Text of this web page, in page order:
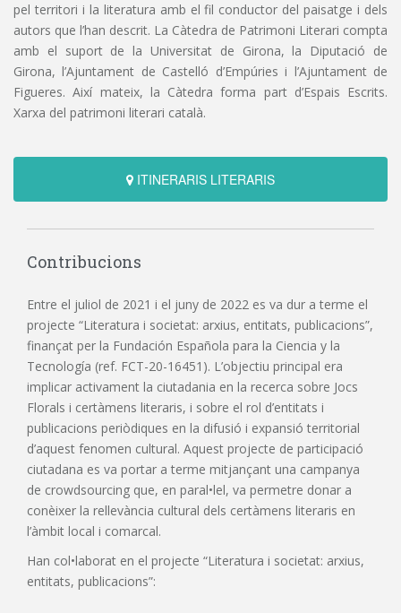
pel territori i la literatura amb el fil conductor del paisatge i dels
autors que l’han descrit. La Càtedra de Patrimoni Literari compta
amb el suport de la Universitat de Girona, la Diputació de
Girona, l’Ajuntament de Castelló d’Empúries i l’Ajuntament de
Figueres. Així mateix, la Càtedra forma part d’Espais Escrits.
Xarxa del patrimoni literari català.
ITINERARIS LITERARIS
Contribucions
Entre el juliol de 2021 i el juny de 2022 es va dur a terme el
projecte “Literatura i societat: arxius, entitats, publicacions”,
finançat per la Fundación Española para la Ciencia y la
Tecnología (ref. FCT-20-16451). L’objectiu principal era
implicar activament la ciutadania en la recerca sobre Jocs
Florals i certàmens literaris, i sobre el rol d’entitats i
publicacions periòdiques en la difusió i expansió territorial
d’aquest fenomen cultural. Aquest projecte de participació
ciutadana es va portar a terme mitjançant una campanya
de crowdsourcing que, en paral•lel, va permetre donar a
conèixer la rellevància cultural dels certàmens literaris en
l’àmbit local i comarcal.
Han col•laborat en el projecte “Literatura i societat: arxius,
entitats, publicacions”: